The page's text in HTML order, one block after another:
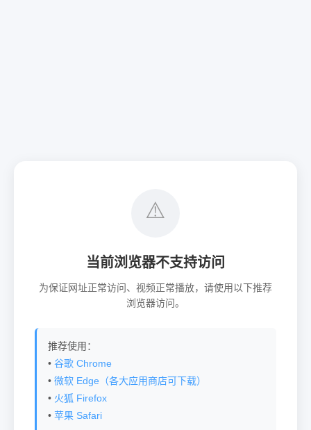
⚠️
当前浏览器不支持访问
为保证网址正常访问、视频正常播放，请使用以下推荐
浏览器访问。
推荐使用：
• 谷歌 Chrome
• 微软 Edge（各大应用商店可下载）
• 火狐 Firefox
• 苹果 Safari